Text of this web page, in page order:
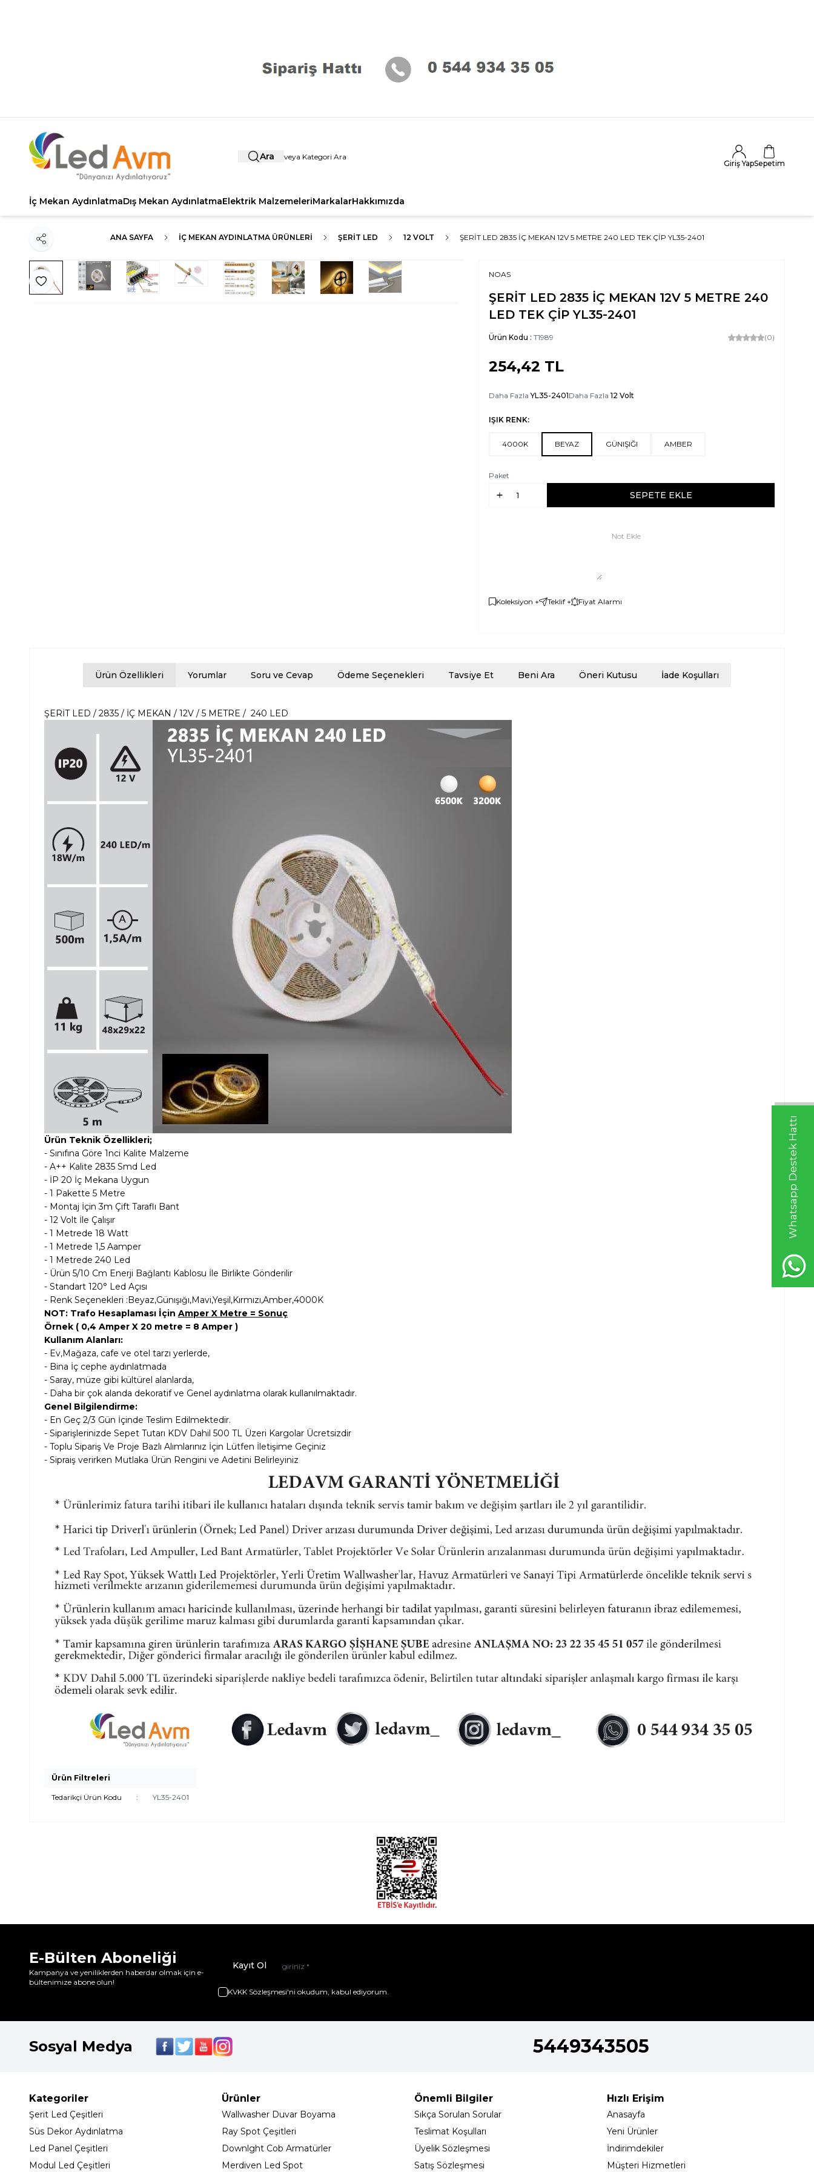
Whatsapp Destek Hattı
Ara
Giriş YapSepetim
İç Mekan AydınlatmaDış Mekan AydınlatmaElektrik MalzemeleriMarkalarHakkımızda
ANA SAYFA İÇ MEKAN AYDINLATMA ÜRÜNLERI ŞERİT LED 12 VOLT ŞERİT LED 2835 İÇ MEKAN 12V 5 METRE 240 LED TEK ÇİP YL35-2401
Favoriye Ekle
Paylaş
NOAS
ŞERİT LED 2835 İÇ MEKAN 12V 5 METRE 240
LED TEK ÇİP YL35-2401
Ürün Kodu : T1989 (0)
254,42 TL
Daha FazlaYL35-2401Daha Fazla 12 Volt
IŞIK RENK:
4000K BEYAZ GÜNIŞIĞI AMBER
Paket
SEPETE EKLE
Not Ekle
Koleksiyon + Teklif + Fiyat Alarmı
Ürün Özellikleri Yorumlar Soru ve Cevap Ödeme Seçenekleri Tavsiye Et Beni Ara Öneri Kutusu İade Koşulları
ŞERİT LED / 2835 / İÇ MEKAN / 12V / 5 METRE / 240 LED
Ürün Teknik Özellikleri;
- Sınıfına Göre 1nci Kalite Malzeme
- A++ Kalite 2835 Smd Led
- İP 20 İç Mekana Uygun
- 1 Pakette 5 Metre
- Montaj İçin 3m Çift Taraflı Bant
- 12 Volt İle Çalışır
- 1 Metrede 18 Watt
- 1 Metrede 1,5 Aamper
- 1 Metrede 240 Led
- Ürün 5/10 Cm Enerji Bağlantı Kablosu İle Birlikte Gönderilir
- Standart 120° Led Açısı
- Renk Seçenekleri :Beyaz,Günışığı,Mavi,Yeşil,Kırmızı,Amber,4000K
NOT: Trafo Hesaplaması İçin Amper X Metre = Sonuç
Örnek ( 0,4 Amper X 20 metre = 8 Amper )
Kullanım Alanları:
- Ev,Mağaza, cafe ve otel tarzı yerlerde,
- Bina İç cephe aydınlatmada
- Saray, müze gibi kültürel alanlarda,
- Daha bir çok alanda dekoratif ve Genel aydınlatma olarak kullanılmaktadır.
Genel Bilgilendirme:
- En Geç 2/3 Gün İçinde Teslim Edilmektedir.
- Siparişlerinizde Sepet Tutarı KDV Dahil 500 TL Üzeri Kargolar Ücretsizdir
- Toplu Sipariş Ve Proje Bazlı Alımlarınız İçin Lütfen İletişime Geçiniz
- Sipraiş verirken Mutlaka Ürün Rengini ve Adetini Belirleyiniz
Ürün Filtreleri
Tedarikçi Ürün Kodu : YL35-2401
E-Bülten Aboneliği
Kampanya ve yeniliklerden haberdar olmak için e-
bültenimize abone olun!
Kayıt Ol
KVKK Sözleşmesi'ni okudum, kabul ediyorum.
Sosyal Medya 5449343505
Kategoriler
Şerit Led Çeşitleri
Süs Dekor Aydınlatma
Led Panel Çeşitleri
Modul Led Çeşitleri
Ürünler
Wallwasher Duvar Boyama
Ray Spot Çeşitleri
Downlght Cob Armatürler
Merdiven Led Spot
Önemli Bilgiler
Sıkça Sorulan Sorular
Teslimat Koşulları
Üyelik Sözleşmesi
Satış Sözleşmesi
Hızlı Erişim
Anasayfa
Yeni Ürünler
İndirimdekiler
Müşteri Hizmetleri